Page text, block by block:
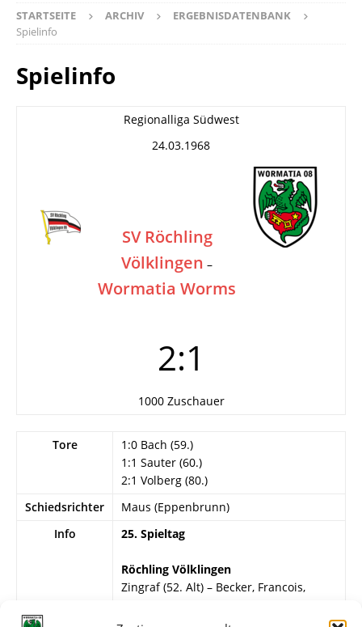
STARTSEITE ARCHIV
ERGEBNISDATENBANK
Spielinfo
Spielinfo
Regionalliga Südwest
24.03.1968
SV Röchling
Völklingen –
Wormatia Worms
2:1
1000 Zuschauer
Tore
1:0 Bach (59.)
1:1 Sauter (60.)
2:1 Volberg (80.)
Schiedsrichter
Maus (Eppenbrunn)
Info
25. Spieltag
Röchling Völklingen
Zingraf (52. Alt) – Becker, Francois,
Volberg, Christ, Pilz.